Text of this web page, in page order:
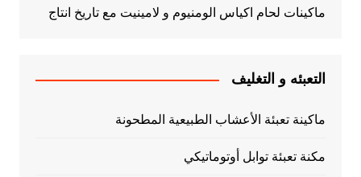
ماكينات لحام اكياس الومنيوم و لامينيت مع تاريخ انتاج
التعبئه و التغليف
ماكينة تعبئة الأعشاب الطبيعية المطحونة
مكنة تعبئة توابل أوتوماتيكي